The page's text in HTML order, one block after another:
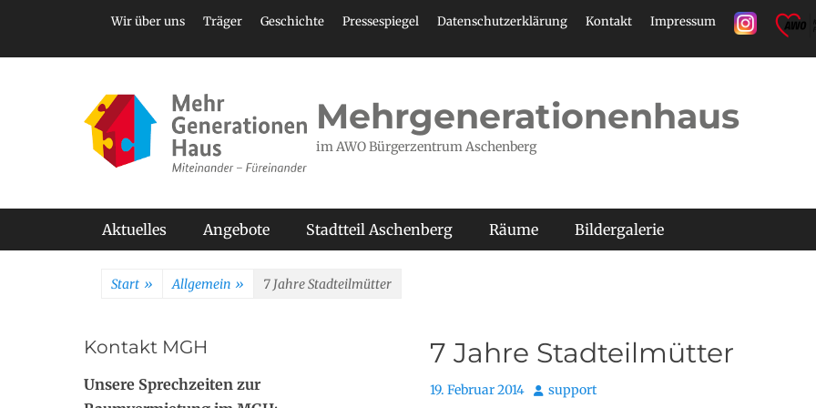
springen
Header Top Menu
Wir über uns Träger Geschichte Pressespiegel Datenschutzerklärung Kontakt Impressum
Mehrgenerationenhaus
im AWO Bürgerzentrum Aschenberg
Primäres Menü
Aktuelles Angebote Stadtteil Aschenberg Räume Bildergalerie
Start » Allgemein » 7 Jahre Stadteilmütter
7 Jahre Stadteilmütter
Posted
19. Februar 2014 Autor
support
Kontakt MGH
Unsere Sprechzeiten zur